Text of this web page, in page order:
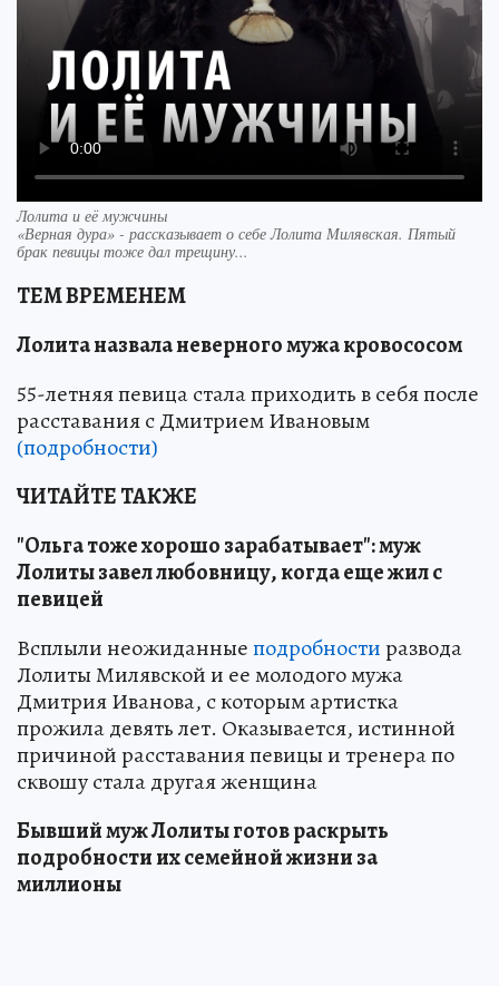
Лолита и её мужчины
«Верная дура» - рассказывает о себе Лолита Милявская. Пятый
брак певицы тоже дал трещину...
ТЕМ ВРЕМЕНЕМ
Лолита назвала неверного мужа кровососом
55-летняя певица стала приходить в себя после
расставания с Дмитрием Ивановым
(подробности)
ЧИТАЙТЕ ТАКЖЕ
"Ольга тоже хорошо зарабатывает": муж
Лолиты завел любовницу, когда еще жил с
певицей
Всплыли неожиданныеподробностиразвода
Лолиты Милявской и ее молодого мужа
Дмитрия Иванова, с которым артистка
прожила девять лет. Оказывается, истинной
причиной расставания певицы и тренера по
сквошу стала другая женщина
Бывший муж Лолиты готов раскрыть
подробности их семейной жизни за
миллионы